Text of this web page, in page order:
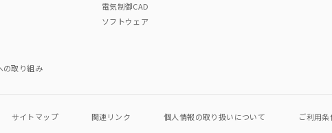
在庫等で未対応品が混在する可能性があります。
問い合わせください。
の取り組み
電気制御CAD
ソフトウェア
サイトマップ 関連リンク 個人情報の取り扱いについて ご利用条